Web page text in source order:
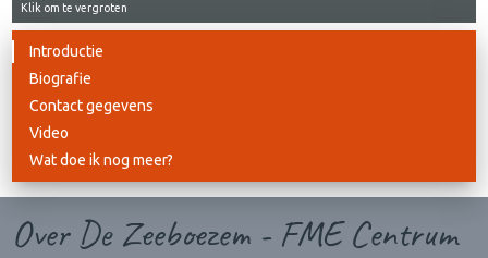
Klik om te vergroten
Introductie
Biografie
Contact gegevens
Video
Wat doe ik nog meer?
Over De Zeeboezem - FME Centrum